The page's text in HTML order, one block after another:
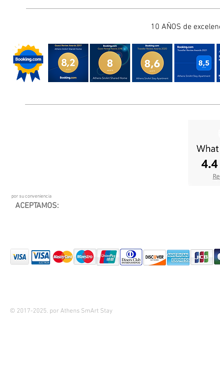
10 AÑOS de
por su conveniencia
ACEPTAMOS:
© 2017-2025. por Athens SmArt Stay